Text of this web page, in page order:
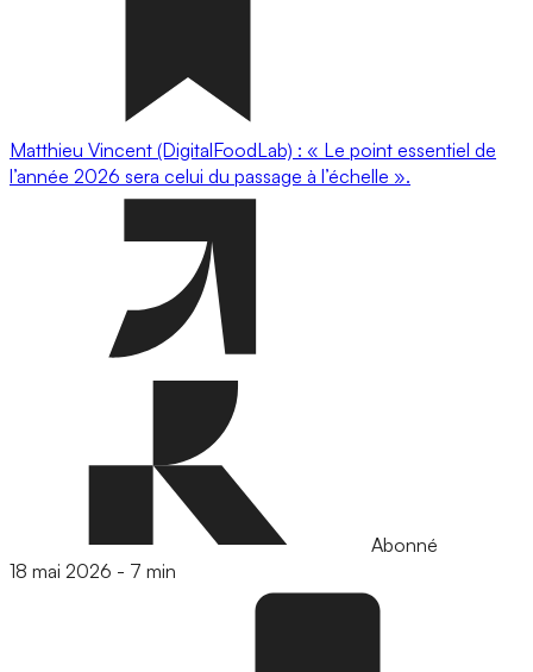
Matthieu Vincent (DigitalFoodLab) : « Le point essentiel de
l’année 2026 sera celui du passage à l’échelle ».
Abonné
18 mai 2026 - 7 min